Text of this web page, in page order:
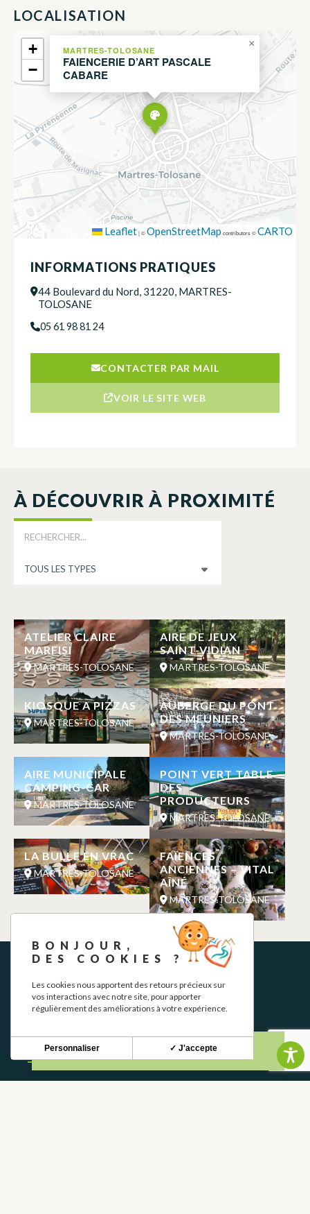
LOCALISATION
MARTRES-TOLOSANE
FAIENCERIE D’ART PASCALE
CABARE
×
+
−
Leaflet|©OpenStreetMap contributors ©CARTO
INFORMATIONS PRATIQUES
44 Boulevard du Nord, 31220, MARTRES-
TOLOSANE
05 61 98 81 24
CONTACTER PAR MAIL
VOIR LE SITE WEB
À DÉCOUVRIR À PROXIMITÉ
ATELIER CLAIRE
MARFISI
MARTRES-TOLOSANE
AIRE DE JEUX
SAINT-VIDIAN
MARTRES-TOLOSANE
KIOSQUE A PIZZAS
MARTRES-TOLOSANE
AUBERGE DU PONT
DES MEUNIERS
MARTRES-TOLOSANE
AIRE MUNICIPALE
CAMPING-CAR
MARTRES-TOLOSANE
POINT VERT TABLE
DES
PRODUCTEURS
MARTRES-TOLOSANE
LA BULLE EN VRAC
MARTRES-TOLOSANE
FAÏENCES
ANCIENNES – VITAL
AÎNÉ
MARTRES-TOLOSANE
NEWSLETTER
Restez informé de nos actualités et bons plans.
BONJOUR,
DES COOKIES ?
Les cookies nous apportent des retours précieux sur
vos interactions avec notre site, pour apporter
régulièrement des améliorations à votre expérience.
✓ J'accepte
Personnaliser